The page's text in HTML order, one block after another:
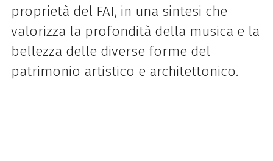
proprietà del FAI, in una sintesi che
valorizza la profondità della musica e la
bellezza delle diverse forme del
patrimonio artistico e architettonico.